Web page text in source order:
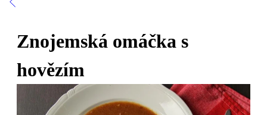
Znojemská omáčka s
hovězím